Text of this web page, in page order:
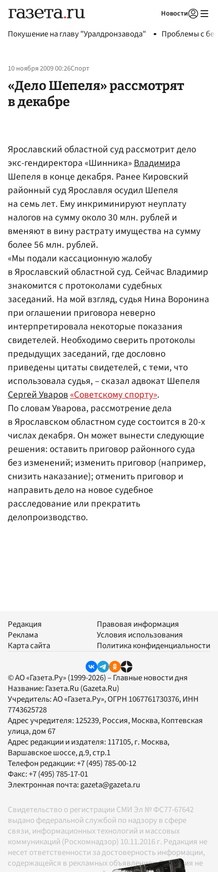
Новости
Покушение на главу "Уралдронзавода" Проблемы с
10 ноября 2009 00:26Спорт
«Дело Шепеля» рассмотрят
в декабре
Ярославский областной суд рассмотрит дело
экс-гендиректора «Шинника»Владимира
Шепеля в конце декабря. Ранее Кировский
районный суд Ярославля осудил Шепеля
на семь лет. Ему инкриминируют неуплату
налогов на сумму около 30 млн. рублей и
вменяют в вину растрату имущества на сумму
более 56 млн. рублей.
«Мы подали кассационную жалобу
в Ярославский областной суд. Сейчас Владимир
знакомится с протоколами судебных
заседаний. На мой взгляд, судья Нина Воронина
при оглашении приговора неверно
интерпретировала некоторые показания
свидетелей. Необходимо сверить протоколы
предыдущих заседаний, где дословно
приведены цитаты свидетелей, с теми, что
использовала судья, – сказал адвокат Шепеля
Сергей Уваров«Советскому спорту».
По словам Уварова, рассмотрение дела
в Ярославском областном суде состоится в 20-х
числах декабря. Он может вынести следующие
решения: оставить приговор районного суда
без изменений; изменить приговор (например,
снизить наказание); отменить приговор и
направить дело на новое судебное
расследование или прекратить
делопроизводство.
Редакция
Реклама
Карта сайта
Правовая информация
Условия использования
Политика конфиденциальности
© АО «Газета.Ру» (1999-2026) – Главные новости дня
Название: Газета.Ru (Gazeta.Ru)
Учредитель:АО «Газета.Ру», ОГРН 1067761730376, ИНН
7743625728
Адрес учредителя: 125239, Россия, Москва, Коптевская
улица, дом 67
Адрес редакции и издателя: 117105, г. Москва,
Варшавское шоссе, д.9, стр.1
Телефон редакции:+7 (495) 785-00-12
Факс:+7 (495) 785-17-01
Электронная почта:gazeta@gazeta.ru
Свидетельство о регистрации СМИ Эл № ФС77-67642
выдано федеральной службой по надзору в сфере
связи, информационных технологий и массовых
коммуникаций (Роскомнадзор) 10.11.2016 г. Редакция не
несет ответственности за достоверность информации,
содержащейся в рекламных объявлениях. Редакция не